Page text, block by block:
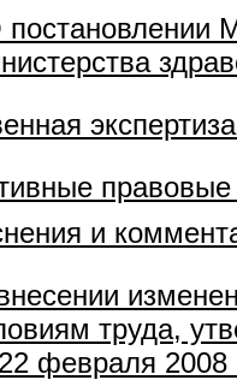
правовые
и
труда,
февраля 2008